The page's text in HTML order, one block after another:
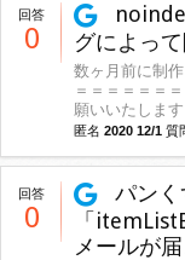
回答
0
グによっ
数ヶ月前に制
＝＝＝＝＝＝
願いいたします
匿名 2020 12/1 質
回答
0
パンく
「
メールが